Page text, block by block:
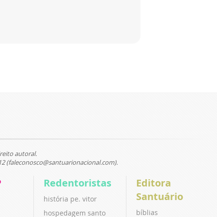
autoral.
(faleconosco@santuarionacional.com).
Redentoristas
história pe. vitor
hospedagem santo
Editora
Santuário
bíblias